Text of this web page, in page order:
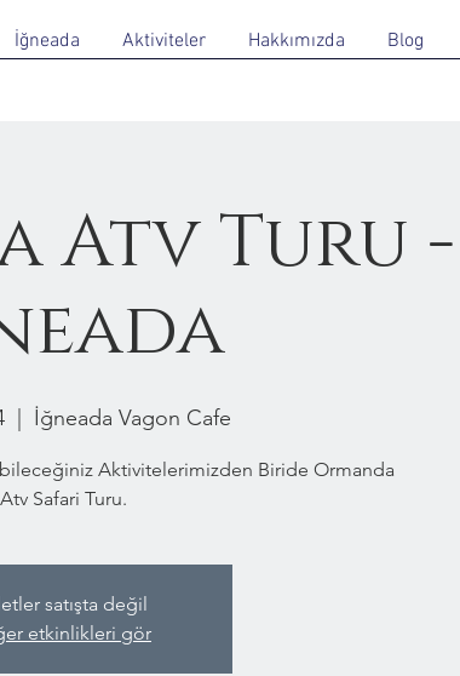
İğneada Aktiviteler Hakkımızda Blog
Atv Turu -
İğneada Vagon Cafe
Aktivitelerimizden Biride Ormanda
Atv Safari Turu.
satışta değil
etkinlikleri gör